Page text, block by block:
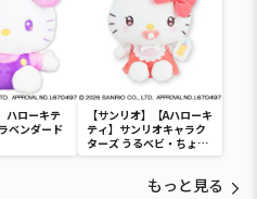
ハローキテ
ベンダード
【サンリオ】【Aハローキ
ティ】サンリオキャラク
ターズ うるベビ・ちょい
デカドール
もっと見る